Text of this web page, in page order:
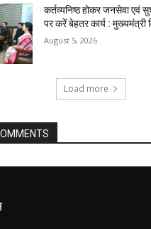
कर्तव्यनिष्ठ होकर जनसेवा एवं
पर करें बेहतर कार्य : मुख्यमंत्री
August 5, 2026
Load more